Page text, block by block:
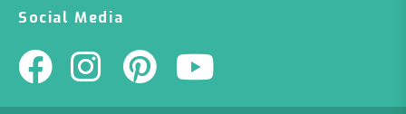
Social Media